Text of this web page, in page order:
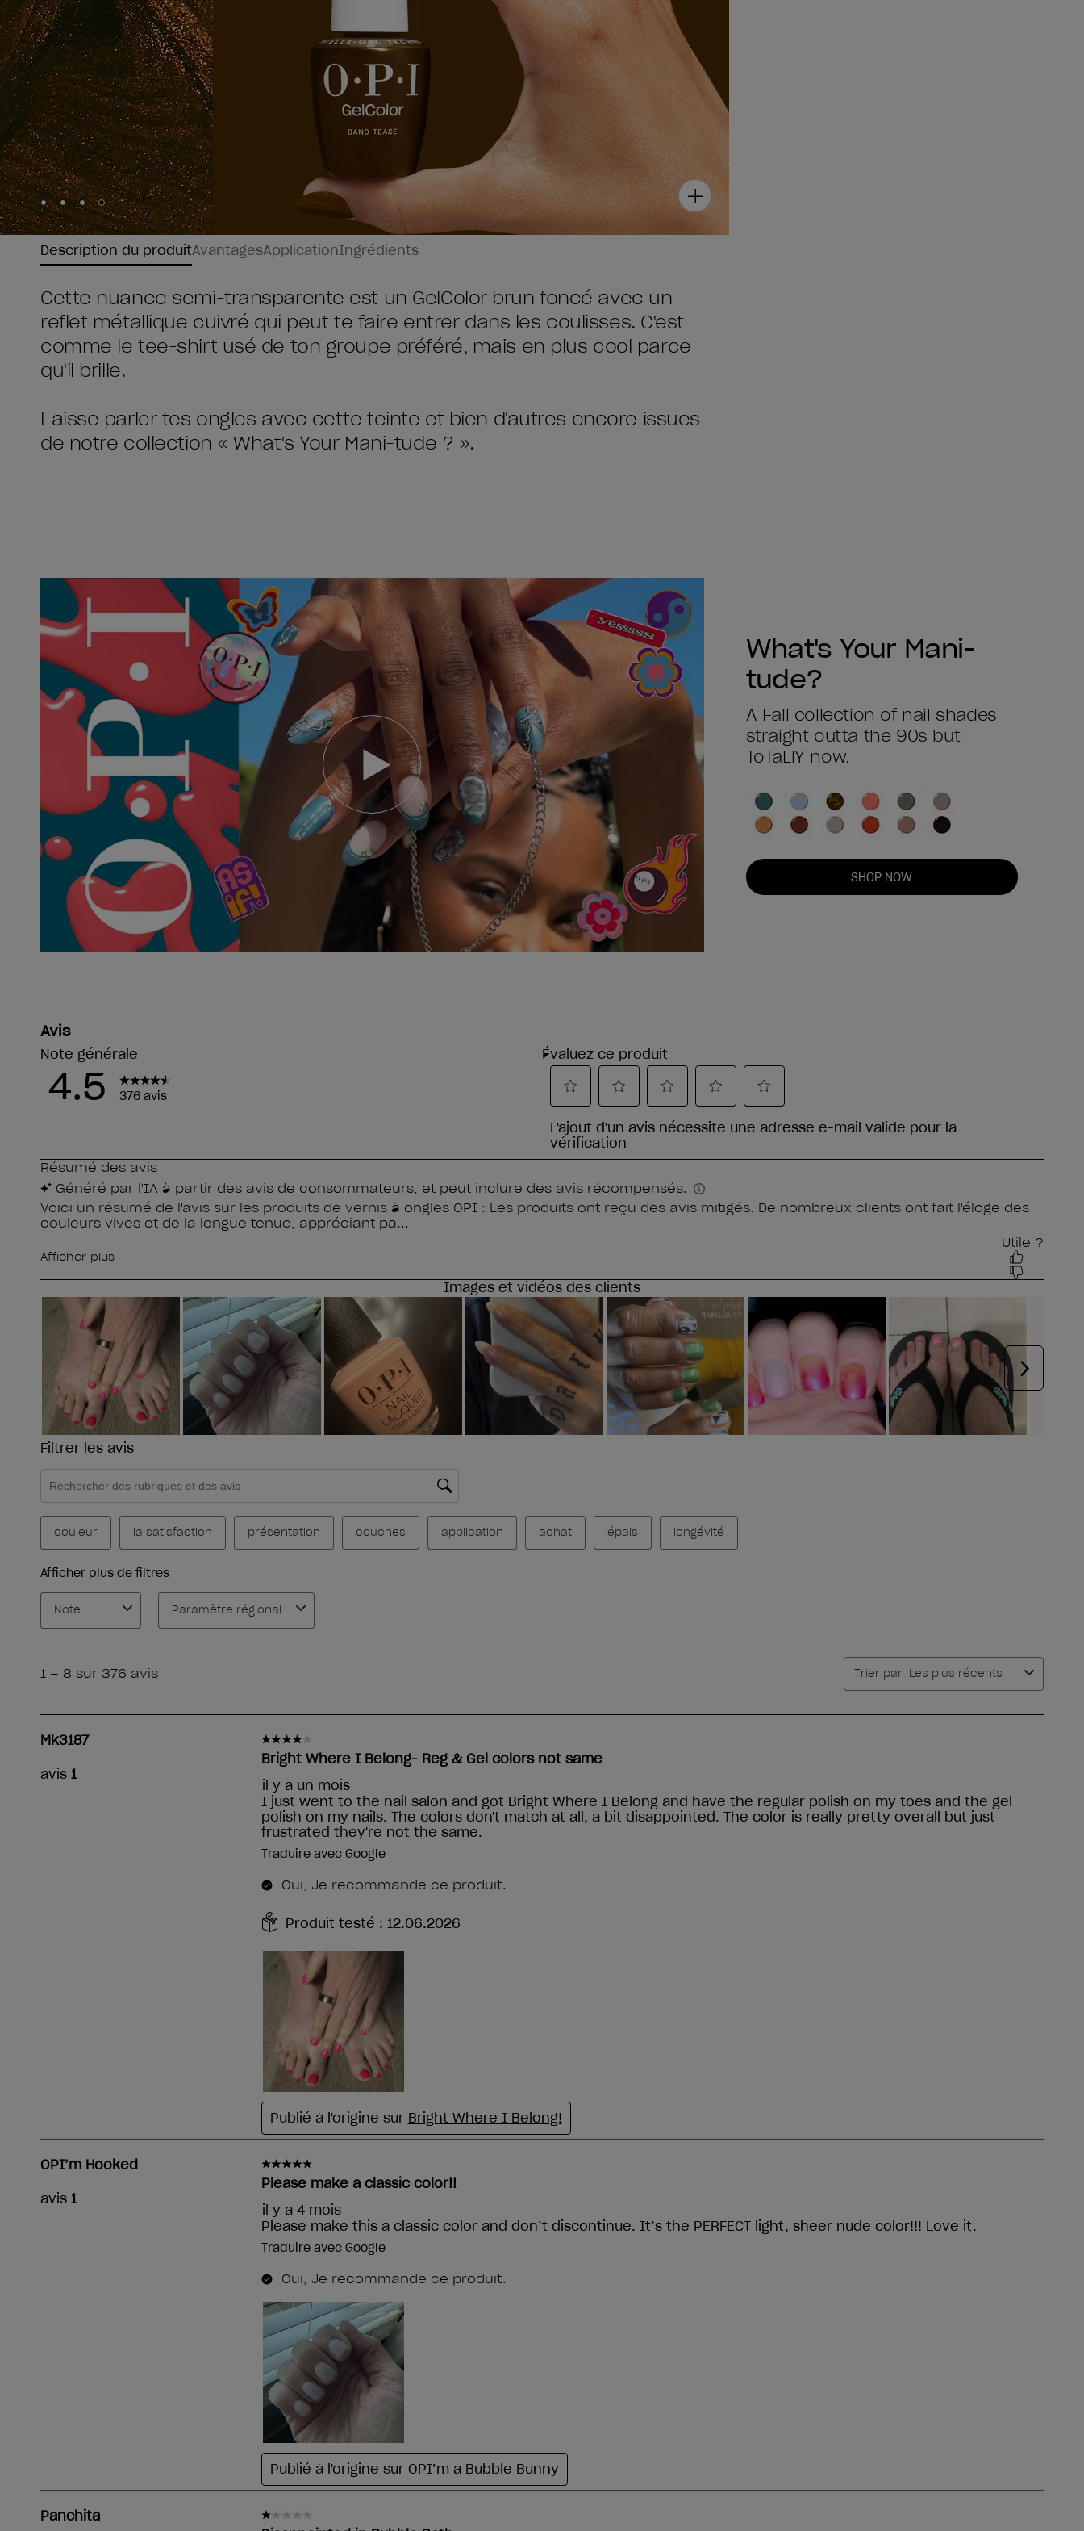
Skip to slide1
Skip to slide2
Skip to slide3
Skip to slide4
Description du produitAvantagesApplicationIngrédients
Cette nuance semi-transparente est un GelColor brun foncé avec un
reflet métallique cuivré qui peut te faire entrer dans les coulisses. C'est
comme le tee-shirt usé de ton groupe préféré, mais en plus cool parce
qu'il brille.
Laisse parler tes ongles avec cette teinte et bien d'autres encore issues
de notre collection « What's Your Mani-tude ? ».
What's Your Mani-
tude?
A Fall collection of nail shades
straight outta the 90s but
ToTaLlY now.
SHOP NOW